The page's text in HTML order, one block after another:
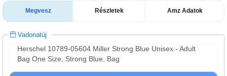
Megvesz Részletek Amz Adatok
Vadonatúj
Herschel 10789-05604 Miller Strong Blue Unisex - Adult
Bag One Size, Strong Blue, Bag